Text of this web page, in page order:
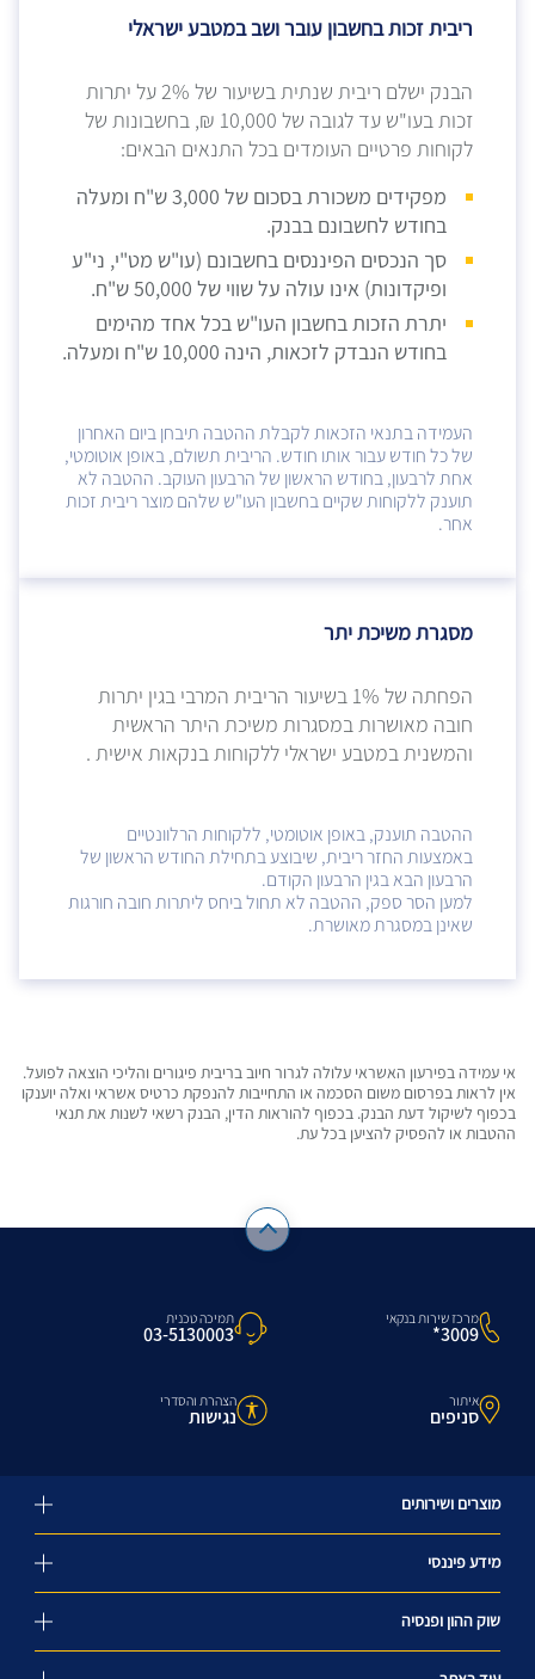
ריבית זכות בחשבון עובר ושב במטבע ישראלי
הבנק ישלם ריבית שנתית בשיעור של 2% על יתרות
זכות בעו"ש עד לגובה של 10,000 ₪, בחשבונות של
לקוחות פרטיים העומדים בכל התנאים הבאים:
מפקידים משכורת בסכום של 3,000 ש"ח ומעלה
בחודש לחשבונם בבנק.
סך הנכסים הפיננסים בחשבונם (עו"ש מט"י, ני"ע
ופיקדונות) אינו עולה על שווי של 50,000 ש"ח.
יתרת הזכות בחשבון העו"ש בכל אחד מהימים
בחודש הנבדק לזכאות, הינה 10,000 ש"ח ומעלה.
העמידה בתנאי הזכאות לקבלת ההטבה תיבחן ביום האחרון
של כל חודש עבור אותו חודש. הריבית תשולם, באופן אוטומטי,
אחת לרבעון, בחודש הראשון של הרבעון העוקב. ההטבה לא
תוענק ללקוחות שקיים בחשבון העו"ש שלהם מוצר ריבית זכות
אחר.
מסגרת משיכת יתר
הפחתה של 1% בשיעור הריבית המרבי בגין יתרות
חובה מאושרות במסגרות משיכת היתר הראשית
והמשנית במטבע ישראלי ללקוחות בנקאות אישית .
ההטבה תוענק, באופן אוטומטי, ללקוחות הרלוונטיים
באמצעות החזר ריבית, שיבוצע בתחילת החודש הראשון של
הרבעון הבא בגין הרבעון הקודם.
למען הסר ספק, ההטבה לא תחול ביחס ליתרות חובה חורגות
שאינן במסגרת מאושרת.
אי עמידה בפירעון האשראי עלולה לגרור חיוב בריבית פיגורים והליכי הוצאה לפועל.
אין לראות בפרסום משום הסכמה או התחייבות להנפקת כרטיס אשראי ואלה יוענקו
בכפוף לשיקול דעת הבנק. בכפוף להוראות הדין, הבנק רשאי לשנות את תנאי
ההטבות או להפסיק להציען בכל עת.
מרכז שירות בנקאי
3009*
תמיכה טכנית
03-5130003
איתור
סניפים
הצהרת והסדרי
נגישות
מוצרים ושירותים
מידע פיננסי
שוק ההון ופנסיה